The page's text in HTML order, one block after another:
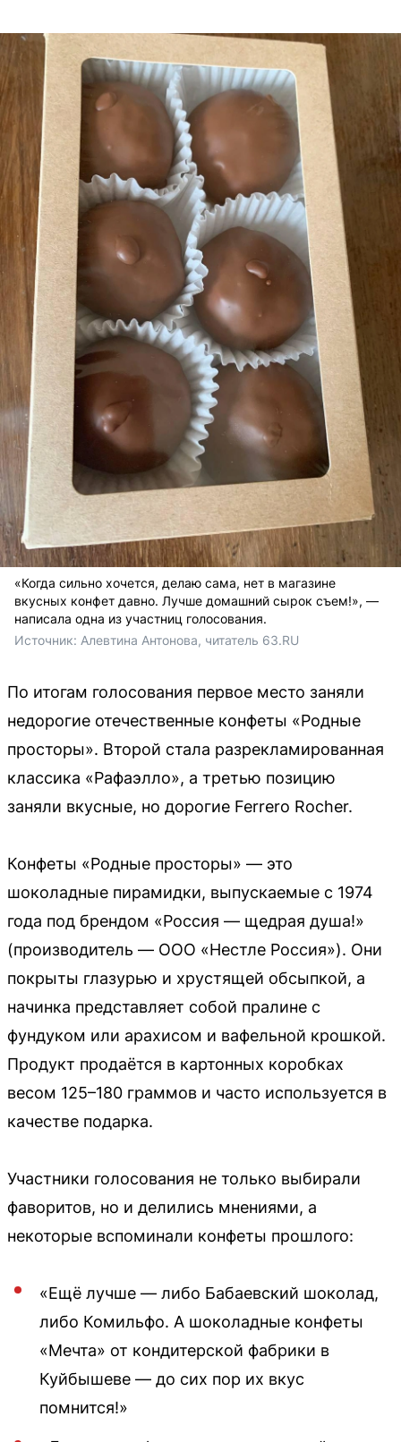
«Когда сильно хочется, делаю сама, нет в магазине
вкусных конфет давно. Лучше домашний сырок съем!», —
написала одна из участниц голосования.
Источник: Алевтина Антонова, читатель 63.RU
По итогам голосования первое место заняли
недорогие отечественные конфеты «Родные
просторы». Второй стала разрекламированная
классика «Рафаэлло», а третью позицию
заняли вкусные, но дорогие Ferrero Rocher.
Конфеты «Родные просторы» — это
шоколадные пирамидки, выпускаемые с 1974
года под брендом «Россия — щедрая душа!»
(производитель — ООО «Нестле Россия»). Они
покрыты глазурью и хрустящей обсыпкой, а
начинка представляет собой пралине с
фундуком или арахисом и вафельной крошкой.
Продукт продаётся в картонных коробках
весом 125–180 граммов и часто используется в
качестве подарка.
Участники голосования не только выбирали
фаворитов, но и делились мнениями, а
некоторые вспоминали конфеты прошлого:
«Ещё лучше — либо Бабаевский шоколад,
либо Комильфо. А шоколадные конфеты
«Мечта» от кондитерской фабрики в
Куйбышеве — до сих пор их вкус
помнится!»